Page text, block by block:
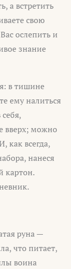
а встретить
свою
ослепить и
знание
в тишине
ему налиться
вверх; можно
как всегда,
нанеся
картон.
руна —
что питает,
воина